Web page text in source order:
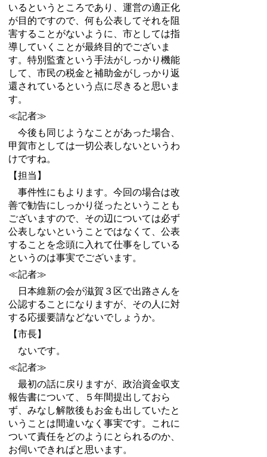
いるというところであり、運営の適正化
が目的ですので、何も公表してそれを阻
害することがないように、市としては指
導していくことが最終目的でございま
す。特別監査という手法がしっかり機能
して、市民の税金と補助金がしっかり返
還されているという点に尽きると思いま
す。
≪記者≫
今後も同じようなことがあった場合、
甲賀市としては一切公表しないというわ
けですね。
【担当】
事件性にもよります。今回の場合は改
善で勧告にしっかり従ったということも
ございますので、その辺については必ず
公表しないということではなくて、公表
することを念頭に入れて仕事をしている
というのは事実でございます。
≪記者≫
日本維新の会が滋賀３区で出路さんを
公認することになりますが、その人に対
する応援要請などないでしょうか。
【市長】
ないです。
≪記者≫
最初の話に戻りますが、政治資金収支
報告書について、５年間提出しておら
ず、みなし解散後もお金も出していたと
いうことは間違いなく事実です。これに
ついて責任をどのようにとられるのか、
お伺いできればと思います。